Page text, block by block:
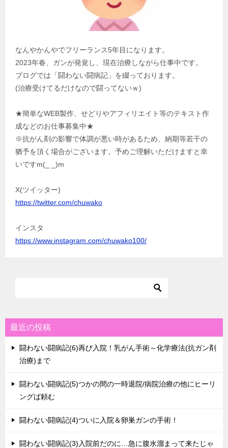
なんやかんやでフリーランス5年目になります。
2023年春、ガンが発覚し、現在治療しながら仕事中です。
ブログでは「闘わない闘病記」を綴っております。
(治療受けてるだけなので闘ってないｗ)
★簡単なWEB製作、せどりやアフィリエイト等のテキスト作
成などのお仕事募集中★
※抗がん剤の影響で体調が悪い時があるため、納期等若干の
猶予を頂く場合がございます。予めご理解いただけますと幸
いですm(_ _)m
X(ツイッター)
https://twitter.com/chuwako
インスタ
https://www.instagram.com/chuwako100/
最近の投稿
闘わない闘病記(6)再び入院！乳がん手術～化学療法(抗ガン剤
治療)まで
闘わない闘病記(5)つかの間の一時退院/病院治療の他にヒーリ
ングば頼む
闘わない闘病記(4)ついに入院＆卵巣ガンの手術！
闘わない闘病記(3)入院前だのに…急に腹水溜まって来たじゃ